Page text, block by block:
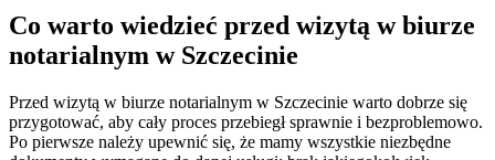
Co warto wiedzieć przed wizytą w biurze
notarialnym w Szczecinie
Przed wizytą w biurze notarialnym w Szczecinie warto dobrze się
przygotować, aby cały proces przebiegł sprawnie i bezproblemowo.
Po pierwsze należy upewnić się, że mamy wszystkie niezbędne